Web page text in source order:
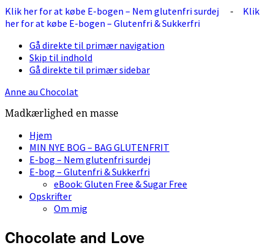
Klik her for at købe E-bogen – Nem glutenfri surdej - Klik
her for at købe E-bogen – Glutenfri & Sukkerfri
Gå direkte til primær navigation
Skip til indhold
Gå direkte til primær sidebar
Anne au Chocolat
Madkærlighed en masse
Hjem
MIN NYE BOG – BAG GLUTENFRIT
E-bog – Nem glutenfri surdej
E-bog – Glutenfri & Sukkerfri
eBook: Gluten Free & Sugar Free
Opskrifter
Om mig
Chocolate and Love